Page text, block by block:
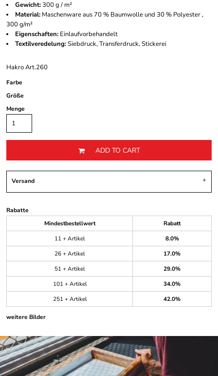
Gewicht:300 g / m²
Material: Maschenware aus 70 % Baumwolle und 30 % Polyester ,
300 g/m²
Eigenschaften: Einlaufvorbehandelt
Textilveredelung:Siebdruck, Transferdruck, Stickerei
Hakro Art.260
Farbe
Größe
Menge
ADD TO CART
Versand
Rabatte
Mindestbestellwert
Rabatt
11 + Artikel
8.0%
26 + Artikel
17.0%
51 + Artikel
29.0%
101 + Artikel
34.0%
251 + Artikel
42.0%
weitere Bilder